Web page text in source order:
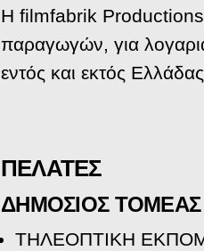
Η filmfabrik Productions
παραγωγών, για
εντός και εκτός
ΠΕΛΑΤΕΣ
ΔΗΜΟΣΙΟΣ ΤΟΜΕΑΣ
ΤΗΛΕΟΠΤΙΚΗ